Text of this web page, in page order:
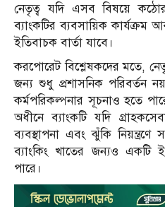
নেতৃত্ব যদি এসব বিষয়ে
ব্যাংকটির ব্যবসায়িক
ইতিবাচক বার্তা যাবে।
করপোরেট বিশ্লেষকদের মতে,
জন্য শুধু প্রশাসনিক পরিবর্তন
কর্মপরিকল্পনার সূচনাও হতে
অধীনে ব্যাংকটি যদি
ব্যবস্থাপনা এবং ঝুঁকি
ব্যাংকিং খাতের জন্যও একটি
পারে।